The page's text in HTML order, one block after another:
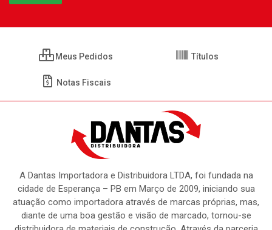
Meus Pedidos Títulos
Notas Fiscais
A Dantas Importadora e Distribuidora LTDA, foi fundada na
cidade de Esperança – PB em Março de 2009, iniciando sua
atuação como importadora através de marcas próprias, mas,
diante de uma boa gestão e visão de marcado, tornou-se